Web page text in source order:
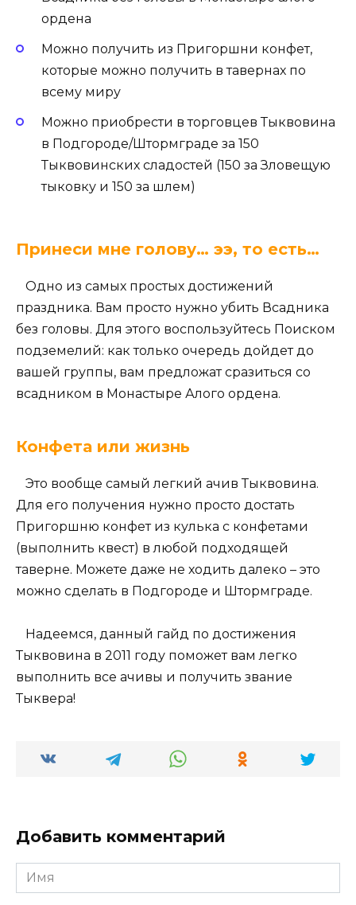
ордена
Можно получить из Пригоршни конфет,
которые можно получить в тавернах по
всему миру
Можно приобрести в торговцев Тыквовина
в Подгороде/Штормграде за 150
Тыквовинских сладостей (150 за Зловещую
тыковку и 150 за шлем)
Принеси мне голову… ээ, то есть…
Одно из самых простых достижений
праздника. Вам просто нужно убить Всадника
без головы. Для этого воспользуйтесь Поиском
подземелий: как только очередь дойдет до
вашей группы, вам предложат сразиться со
всадником в Монастыре Алого ордена.
Конфета или жизнь
Это вообще самый легкий ачив Тыквовина.
Для его получения нужно просто достать
Пригоршню конфет из кулька с конфетами
(выполнить квест) в любой подходящей
таверне. Можете даже не ходить далеко – это
можно сделать в Подгороде и Штормграде.
Надеемся, данный гайд по достижения
Тыквовина в 2011 году поможет вам легко
выполнить все ачивы и получить звание
Тыквера!
Добавить комментарий
Имя
*